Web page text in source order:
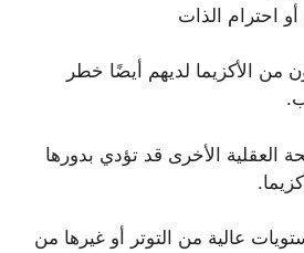
احترام الذات
من الأكزيما لديهم أيضًا خطر
العقلية الأخرى قد تؤدي بدورها
عالية من التوتر أو غيرها من